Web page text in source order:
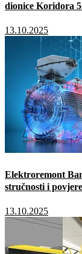
dionice Koridora
13.10.2025
Elektroremont
stručnosti i
13.10.2025